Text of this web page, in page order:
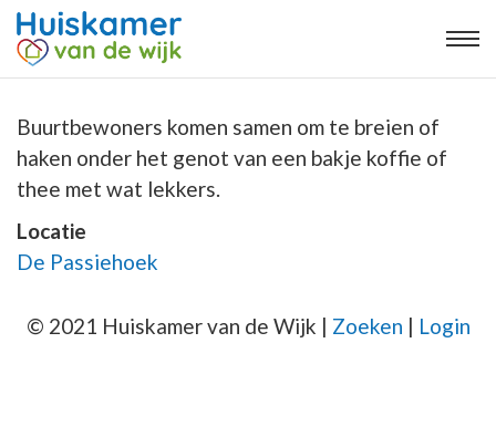
Buurtbewoners komen samen om te breien of
haken onder het genot van een bakje koffie of
thee met wat lekkers.
Locatie
De Passiehoek
© 2021 Huiskamer van de Wijk | Zoeken | Login